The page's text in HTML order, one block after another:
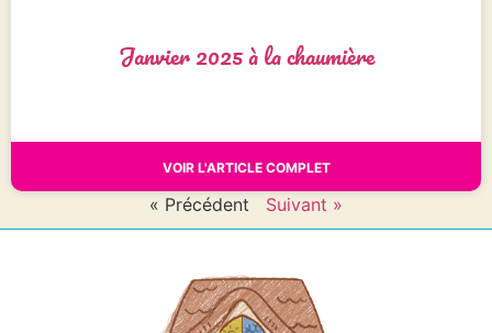
Janvier 2025 à la chaumière
VOIR L'ARTICLE COMPLET
« Précédent Suivant »